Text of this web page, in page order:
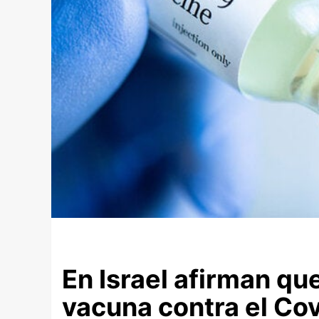
En Israel afirman
vacuna contra el